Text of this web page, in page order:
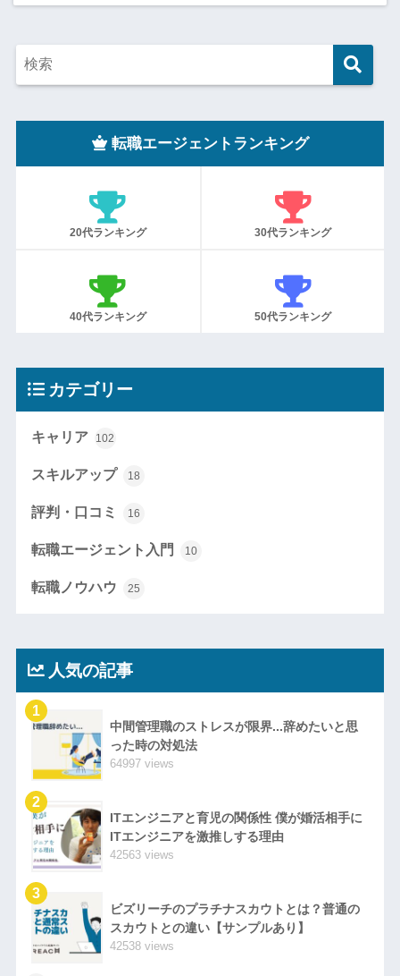
転職エージェントランキング
20代ランキング 30代ランキング
40代ランキング 50代ランキング
カテゴリー
キャリア 102
スキルアップ 18
評判・口コミ 16
転職エージェント入門 10
転職ノウハウ 25
人気の記事
1
中間管理職のストレスが限界...辞めたいと思
った時の対処法
64997 views
2
ITエンジニアと育児の関係性 僕が婚活相手に
ITエンジニアを激推しする理由
42563 views
3
ビズリーチのプラチナスカウトとは？普通の
スカウトとの違い【サンプルあり】
42538 views